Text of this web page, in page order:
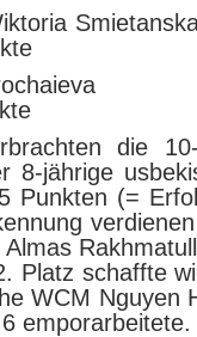
die
8-jährige
Punkten (=
Platz schaffte
WCM Nguyen
emporarbeitete.